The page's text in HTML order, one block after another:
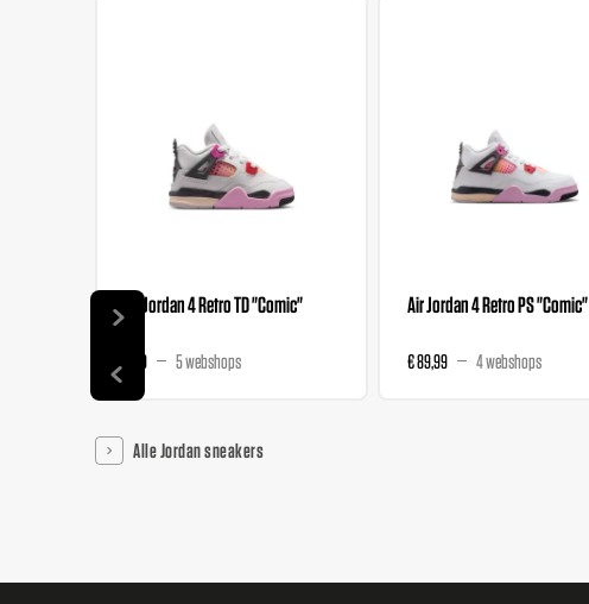
Air Jordan 4 Retro TD "Comic"
€ 69 5 webshops
Air Jordan 4 Retro PS "Comic"
€ 89,99 4 webshops
Alle Jordan sneakers